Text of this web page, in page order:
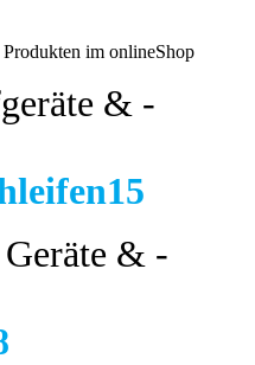
im onlineShop
& -
& -